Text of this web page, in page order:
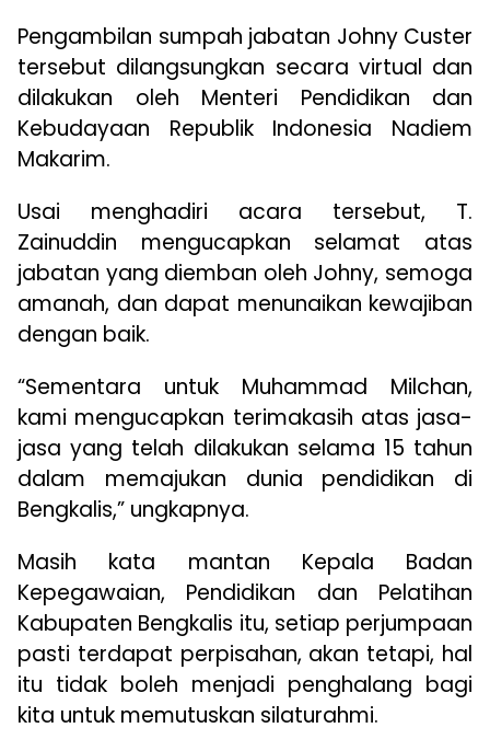
Pengambilan sumpah jabatan Johny Custer
tersebut dilangsungkan secara virtual dan
dilakukan oleh Menteri Pendidikan dan
Kebudayaan Republik Indonesia Nadiem
Makarim.
Usai menghadiri acara tersebut, T.
Zainuddin mengucapkan selamat atas
jabatan yang diemban oleh Johny, semoga
amanah, dan dapat menunaikan kewajiban
dengan baik.
“Sementara untuk Muhammad Milchan,
kami mengucapkan terimakasih atas jasa-
jasa yang telah dilakukan selama 15 tahun
dalam memajukan dunia pendidikan di
Bengkalis,” ungkapnya.
Masih kata mantan Kepala Badan
Kepegawaian, Pendidikan dan Pelatihan
Kabupaten Bengkalis itu, setiap perjumpaan
pasti terdapat perpisahan, akan tetapi, hal
itu tidak boleh menjadi penghalang bagi
kita untuk memutuskan silaturahmi.